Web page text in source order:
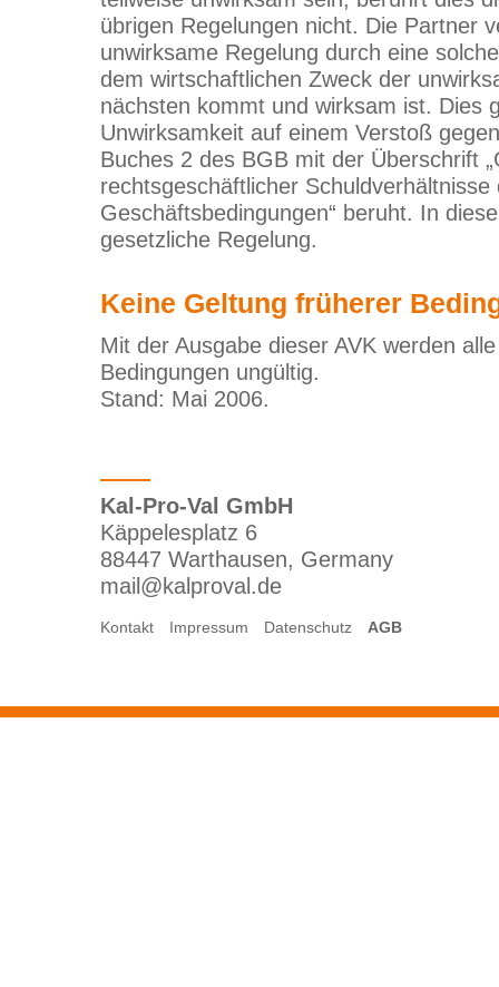
übrigen Regelungen nicht. Die Partner
unwirksame Regelung durch eine
dem wirtschaftlichen Zweck der
nächsten kommt und wirksam ist. Dies
Unwirksamkeit auf einem Verstoß
Buches 2 des BGB mit der Überschrift
rechtsgeschäftlicher Schuldverhältnisse
Geschäftsbedingungen“ beruht. In
gesetzliche Regelung.
Keine Geltung früherer
Mit der Ausgabe dieser AVK werden
Bedingungen ungültig.
Stand: Mai 2006.
Kal-Pro-Val GmbH
Käppelesplatz 6
88447 Warthausen, Germany
mail@kalproval.de
Kontakt Impressum Datenschutz AGB